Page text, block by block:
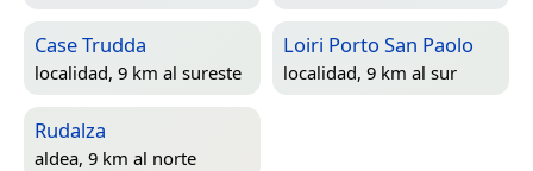
Case Trudda
localidad, 9 km al sureste
Loiri Porto San Paolo
localidad, 9 km al sur
Rudalza
aldea, 9 km al norte